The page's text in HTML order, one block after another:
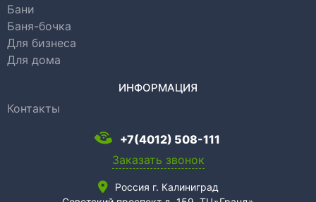
Бани
Баня-бочка
Для бизнеса
Для дома
ИНФОРМАЦИЯ
Контакты
+7(4012) 508-111
Заказать звонок
Россия г. Калиниград